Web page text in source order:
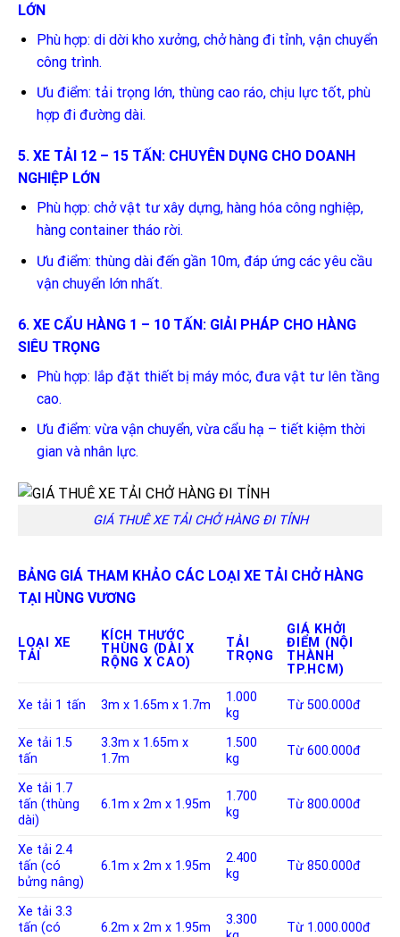
LỚN
Phù hợp: di dời kho xưởng, chở hàng đi tỉnh, vận chuyển
công trình.
Ưu điểm: tải trọng lớn, thùng cao ráo, chịu lực tốt, phù
hợp đi đường dài.
5. XE TẢI 12 – 15 TẤN: CHUYÊN DỤNG CHO DOANH
NGHIỆP LỚN
Phù hợp: chở vật tư xây dựng, hàng hóa công nghiệp,
hàng container tháo rời.
Ưu điểm: thùng dài đến gần 10m, đáp ứng các yêu cầu
vận chuyển lớn nhất.
6. XE CẨU HÀNG 1 – 10 TẤN: GIẢI PHÁP CHO HÀNG
SIÊU TRỌNG
Phù hợp: lắp đặt thiết bị máy móc, đưa vật tư lên tầng
cao.
Ưu điểm: vừa vận chuyển, vừa cẩu hạ – tiết kiệm thời
gian và nhân lực.
GIÁ THUÊ XE TẢI CHỞ HÀNG ĐI TỈNH
BẢNG GIÁ THAM KHẢO CÁC LOẠI XE TẢI CHỞ HÀNG
TẠI HÙNG VƯƠNG
LOẠI XE
TẢI
KÍCH THƯỚC
THÙNG (DÀI X
RỘNG X CAO)
TẢI
TRỌNG
GIÁ KHỞI
ĐIỂM (NỘI
THÀNH
TP.HCM)
Xe tải 1 tấn 3m x 1.65m x 1.7m
1.000
kg
Từ 500.000đ
Xe tải 1.5
tấn
3.3m x 1.65m x
1.7m
1.500
kg
Từ 600.000đ
Xe tải 1.7
tấn (thùng
dài)
6.1m x 2m x 1.95m
1.700
kg
Từ 800.000đ
Xe tải 2.4
tấn (có
bửng nâng)
6.1m x 2m x 1.95m
2.400
kg
Từ 850.000đ
Xe tải 3.3
tấn (có
6.2m x 2m x 1.95m
3.300
Từ 1.000.000đ